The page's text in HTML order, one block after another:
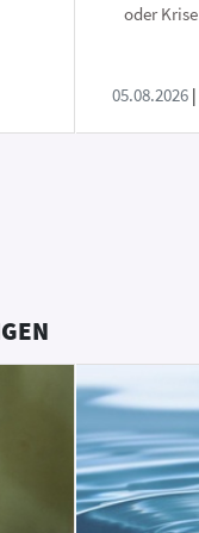
oder
05.08.2026 |